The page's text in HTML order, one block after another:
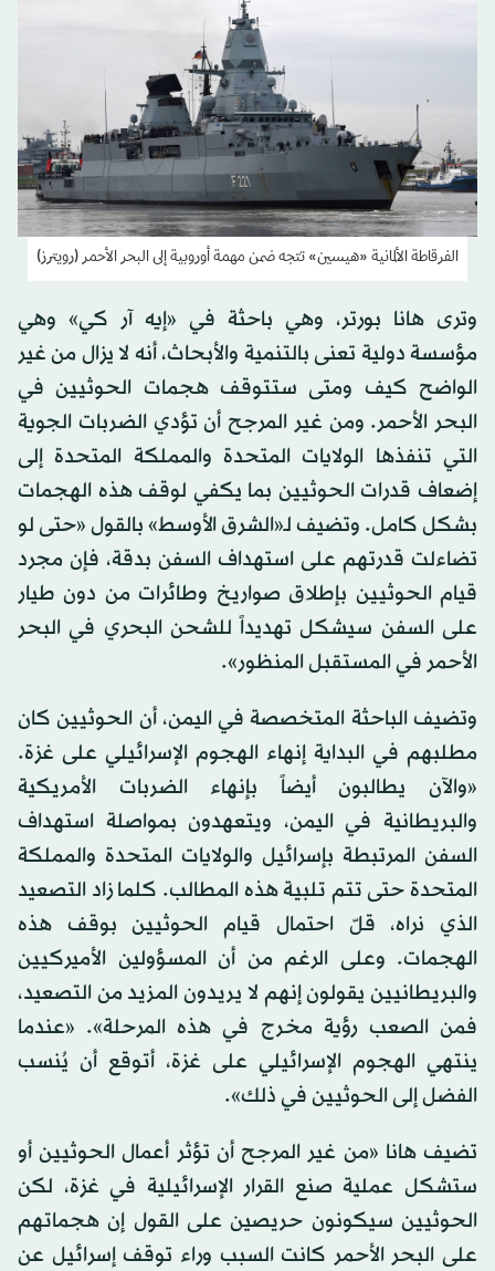
الفرقاطة الألمانية «هيسين» تتجه ضمن مهمة أوروبية إلى البحر الأحمر (رويترز)
وترى هانا بورتر، وهي باحثة في «إيه آر كي» وهي
مؤسسة دولية تعنى بالتنمية والأبحاث، أنه لا يزال من غير
الواضح كيف ومتى ستتوقف هجمات الحوثيين في
البحر الأحمر. ومن غير المرجح أن تؤدي الضربات الجوية
التي تنفذها الولايات المتحدة والمملكة المتحدة إلى
إضعاف قدرات الحوثيين بما يكفي لوقف هذه الهجمات
بشكل كامل. وتضيف لـ«الشرق الأوسط» بالقول «حتى لو
تضاءلت قدرتهم على استهداف السفن بدقة، فإن مجرد
قيام الحوثيين بإطلاق صواريخ وطائرات من دون طيار
على السفن سيشكل تهديداً للشحن البحري في البحر
الأحمر في المستقبل المنظور».
وتضيف الباحثة المتخصصة في اليمن، أن الحوثيين كان
مطلبهم في البداية إنهاء الهجوم الإسرائيلي على غزة.
«والآن يطالبون أيضاً بإنهاء الضربات الأمريكية
والبريطانية في اليمن، ويتعهدون بمواصلة استهداف
السفن المرتبطة بإسرائيل والولايات المتحدة والمملكة
المتحدة حتى تتم تلبية هذه المطالب. كلما زاد التصعيد
الذي نراه، قلّ احتمال قيام الحوثيين بوقف هذه
الهجمات. وعلى الرغم من أن المسؤولين الأميركيين
والبريطانيين يقولون إنهم لا يريدون المزيد من التصعيد،
فمن الصعب رؤية مخرج في هذه المرحلة». «عندما
ينتهي الهجوم الإسرائيلي على غزة، أتوقع أن يُنسب
الفضل إلى الحوثيين في ذلك».
تضيف هانا «من غير المرجح أن تؤثر أعمال الحوثيين أو
ستشكل عملية صنع القرار الإسرائيلية في غزة، لكن
الحوثيين سيكونون حريصين على القول إن هجماتهم
على البحر الأحمر كانت السبب وراء توقف إسرائيل عن